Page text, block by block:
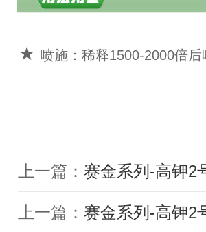
★喷施：稀释1500-2000倍
上一篇： 赛金系列-高钾2
上一篇： 赛金系列-高钾2